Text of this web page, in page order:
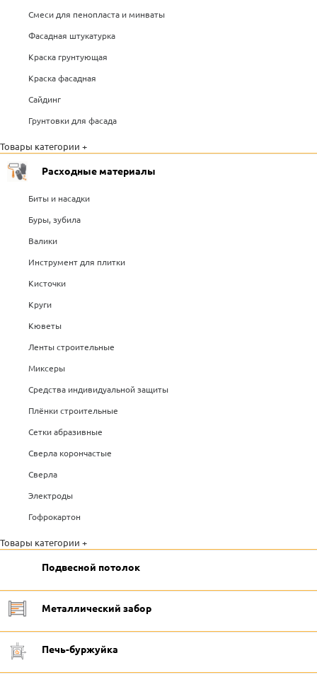
Смеси для пенопласта и минваты
Фасадная штукатурка
Краска грунтующая
Краска фасадная
Сайдинг
Грунтовки для фасада
Товары категории +
Расходные материалы
Биты и насадки
Буры, зубила
Валики
Инструмент для плитки
Кисточки
Круги
Кюветы
Ленты строительные
Миксеры
Средства индивидуальной защиты
Плёнки строительные
Сетки абразивные
Сверла корончастые
Сверла
Электроды
Гофрокартон
Товары категории +
Подвесной потолок
Металлический забор
Печь-буржуйка